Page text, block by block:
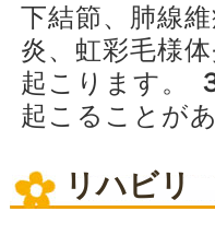
下結節、肺線
炎、虹彩毛様
起こります。
起こることが
リハビリ